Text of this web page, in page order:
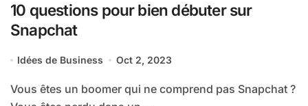
10 questions pour bien débuter sur
Snapchat
Idées de Business Oct 2, 2023
Vous êtes un boomer qui ne comprend pas Snapchat ?